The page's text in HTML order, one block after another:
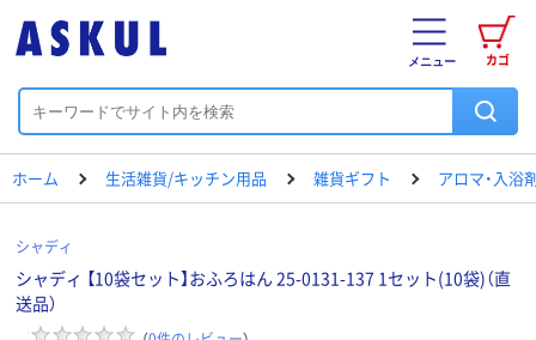
カゴ
メニュー
ホーム 生活雑貨/キッチン用品 雑貨ギフト アロマ・入浴
シャディ
シャディ 【10袋セット】おふろはん 25-0131-137 1セット(10袋)（直
送品）